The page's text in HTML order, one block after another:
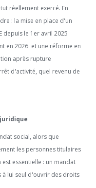
réellement exercé. En
: la mise en place d'un
depuis le 1er avril 2025
en 2026 et une réforme en
après rupture
d'activité, quel revenu de
social, alors que
les personnes titulaires
essentielle : un mandat
à lui seul d'ouvrir des droits